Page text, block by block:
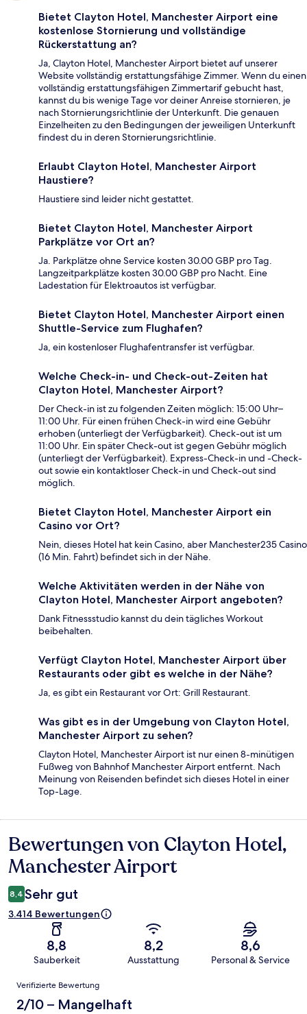
Bietet Clayton Hotel, Manchester Airport eine
kostenlose Stornierung und vollständige
Rückerstattung an?
Ja, Clayton Hotel, Manchester Airport bietet auf unserer
Website vollständig erstattungsfähige Zimmer. Wenn du einen
vollständig erstattungsfähigen Zimmertarif gebucht hast,
kannst du bis wenige Tage vor deiner Anreise stornieren, je
nach Stornierungsrichtlinie der Unterkunft. Die genauen
Einzelheiten zu den Bedingungen der jeweiligen Unterkunft
findest du in deren Stornierungsrichtlinie.
Erlaubt Clayton Hotel, Manchester Airport
Haustiere?
Haustiere sind leider nicht gestattet.
Bietet Clayton Hotel, Manchester Airport
Parkplätze vor Ort an?
Ja. Parkplätze ohne Service kosten 30.00 GBP pro Tag.
Langzeitparkplätze kosten 30.00 GBP pro Nacht. Eine
Ladestation für Elektroautos ist verfügbar.
Bietet Clayton Hotel, Manchester Airport einen
Shuttle-Service zum Flughafen?
Ja, ein kostenloser Flughafentransfer ist verfügbar.
Welche Check-in- und Check-out-Zeiten hat
Clayton Hotel, Manchester Airport?
Der Check-in ist zu folgenden Zeiten möglich: 15:00 Uhr–
11:00 Uhr. Für einen frühen Check-in wird eine Gebühr
erhoben (unterliegt der Verfügbarkeit). Check-out ist um
11:00 Uhr. Ein später Check-out ist gegen Gebühr möglich
(unterliegt der Verfügbarkeit). Express-Check-in und -Check-
out sowie ein kontaktloser Check-in und Check-out sind
möglich.
Bietet Clayton Hotel, Manchester Airport ein
Casino vor Ort?
Nein, dieses Hotel hat kein Casino, aber Manchester235 Casino
(16 Min. Fahrt) befindet sich in der Nähe.
Welche Aktivitäten werden in der Nähe von
Clayton Hotel, Manchester Airport angeboten?
Dank Fitnessstudio kannst du dein tägliches Workout
beibehalten.
Verfügt Clayton Hotel, Manchester Airport über
Restaurants oder gibt es welche in der Nähe?
Ja, es gibt ein Restaurant vor Ort: Grill Restaurant.
Was gibt es in der Umgebung von Clayton Hotel,
Manchester Airport zu sehen?
Clayton Hotel, Manchester Airport ist nur einen 8-minütigen
Fußweg von Bahnhof Manchester Airport entfernt. Nach
Meinung von Reisenden befindet sich dieses Hotel in einer
Top-Lage.
Bewertungen
Bewertungen von Clayton Hotel,
Manchester Airport
8,4 Sehr gut
3.414 Bewertungen
8,8
Sauberkeit
8,2
Ausstattung
8,6
Personal & Service
Bewertungen
Verifizierte Bewertung
2/10 – Mangelhaft